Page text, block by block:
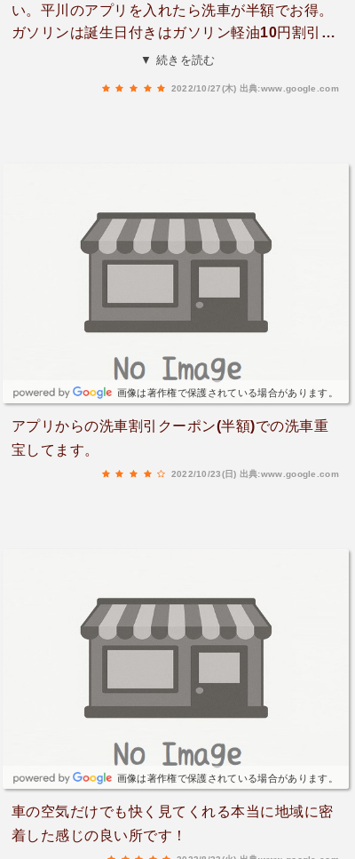
い。平川のアプリを入れたら洗車が半額でお得。
ガソリンは誕生日付きはガソリン軽油10円割引
と、登録してから1ヶ月間はガソリン軽油10円引
▼ 続きを読む
2022/10/27(木) 出典:www.google.com
画像は著作権で保護されている場合があります。
アプリからの洗車割引クーポン(半額)での洗車重
宝してます。
2022/10/23(日) 出典:www.google.com
画像は著作権で保護されている場合があります。
車の空気だけでも快く見てくれる本当に地域に密
着した感じの良い所です！